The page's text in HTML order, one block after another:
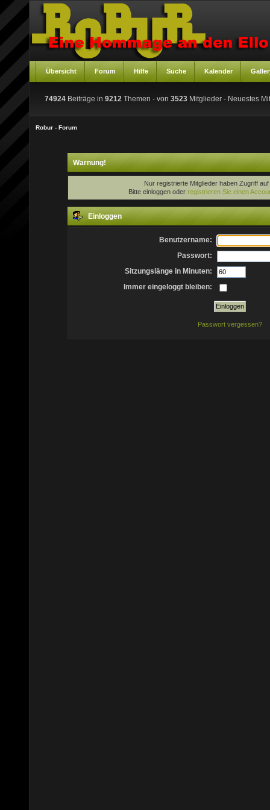
Übersicht Forum Hilfe Suche Kalender
74924 Beiträge in 9212 Themen - von 3523 Mitglieder - Neuestes
Robur - Forum
Warnung!
Nur registrierte Mitglieder haben Zugriff
Bitte einloggen oder registrieren Sie einen
Einloggen
Benutzername:
Passwort:
Sitzungslänge in Minuten:
Immer eingeloggt bleiben:
Passwort vergessen?